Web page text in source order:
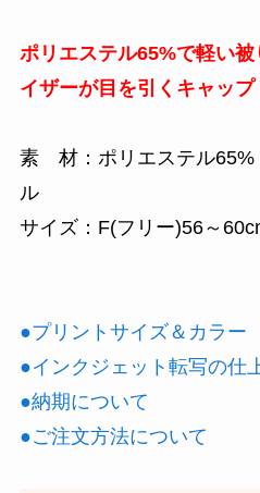
ポリエステル65%で軽い
イザーが目を引くキャップ
素 材：ポリエステル
ル
サイズ：F(フリー)56～
●プリントサイズ＆カラー
●インクジェット転写の仕
●納期について
●ご注文方法について